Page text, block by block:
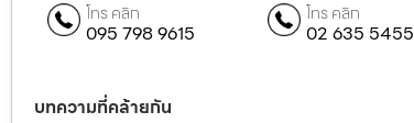
โทร คลิก
095 798 9615
โทร คลิก
02 635 5455
บทความที่คล้ายกัน